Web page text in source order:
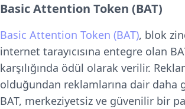
Basic Attention Token (BAT)
Basic Attention Token (BAT), blok
internet tarayıcısına entegre olan
karşılığında ödül olarak verilir.
olduğundan reklamlarına dair daha
BAT, merkeziyetsiz ve güvenilir bir